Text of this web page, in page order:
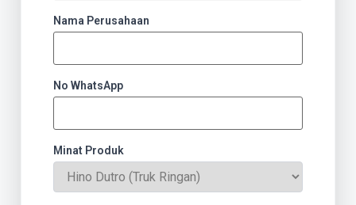
Nama Perusahaan
No WhatsApp
Minat Produk